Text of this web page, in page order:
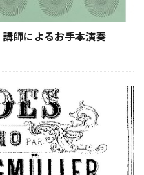
師によるお手本演奏